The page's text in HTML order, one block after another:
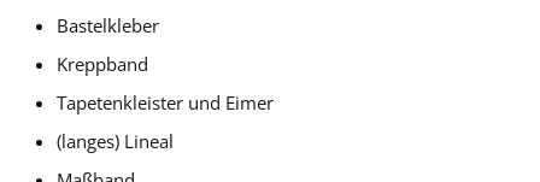
Bastelkleber
Kreppband
Tapetenkleister und Eimer
(langes) Lineal